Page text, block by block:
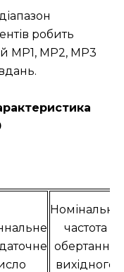
робить
МР1, МР2, МР3
Номінальна
частота
обертання
вихідного